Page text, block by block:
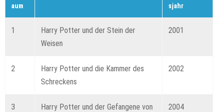
aum
sjahr
1
Harry Potter und der Stein der
Weisen
2001
2
Harry Potter und die Kammer des
Schreckens
2002
3
Harry Potter und der Gefangene von
2004